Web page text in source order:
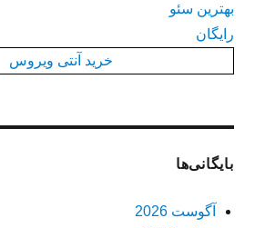
بهترین سئو
رایگان
خرید آنتی ویروس
بایگانی‌ها
آگوست 2026